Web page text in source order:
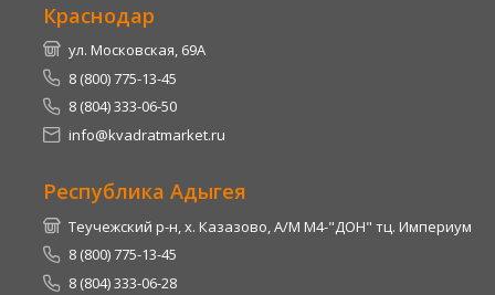
Краснодар
ул. Московская, 69А
8 (800) 775-13-45
8 (804) 333-06-50
info@kvadratmarket.ru
Республика Адыгея
Теучежский р-н, х. Казазово, А/М М4-"ДОН" тц. Империум
8 (800) 775-13-45
8 (804) 333-06-28